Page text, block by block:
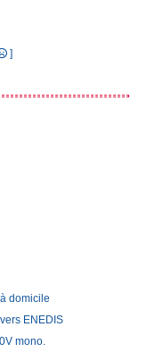
]
domicile
ENEDIS
mono.